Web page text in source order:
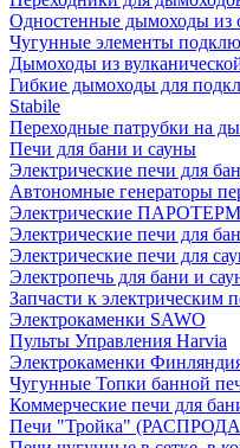
Одностенные дымоходы из
Чугунные элементы
Дымоходы из
Гибкие дымоходы для
Stabile
Переходные патрубки на
Печи для бани и сауны
Электрические печи для
Автономные генераторы
Электрические
Электрические печи для
Электрические печи для
Электропечь для бани и
Запчасти к электрическим
Электрокаменки SAWO
Пульты Управления Harvia
Электрокаменки
Чугунные Топки банной
Коммерческие печи для
Печи "Тройка"